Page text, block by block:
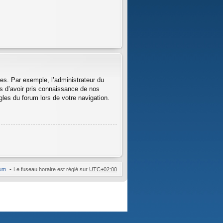
Par exemple, l’administrateur du
pris connaissance de nos
du forum lors de votre navigation.
Le fuseau horaire est réglé sur UTC+02:00